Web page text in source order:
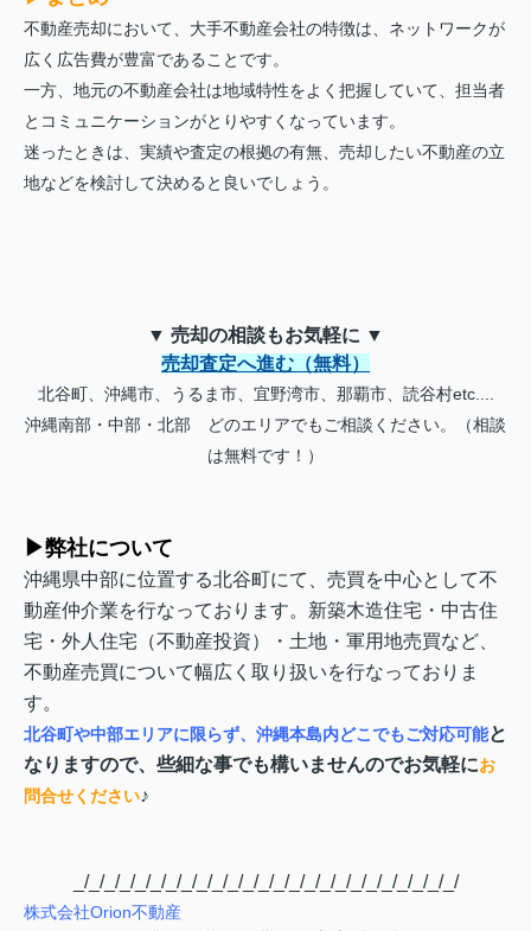
不動産売却において、大手不動産会社の特徴は、ネットワークが
広く広告費が豊富であることです。
一方、地元の不動産会社は地域特性をよく把握していて、担当者
とコミュニケーションがとりやすくなっています。
迷ったときは、実績や査定の根拠の有無、売却したい不動産の立
地などを検討して決めると良いでしょう。
▼ 売却の相談もお気軽に ▼
売却査定へ進む（無料）
北谷町、沖縄市、うるま市、宜野湾市、那覇市、読谷村etc....
沖縄南部・中部・北部 どのエリアでもご相談ください。（相談
は無料です！）
▶弊社について
沖縄県中部に位置する北谷町にて、売買を中心として不
動産仲介業を行なっております。新築木造住宅・中古住
宅・外人住宅（不動産投資）・土地・軍用地売買など、
不動産売買について幅広く取り扱いを行なっておりま
す。
北谷町や中部エリアに限らず、沖縄本島内どこでもご対応可能と
なりますので、些細な事でも構いませんのでお気軽にお
問合せください♪
_/_/_/_/_/_/_/_/_/_/_/_/_/_/_/_/_/_/_/_/_/_/_/_/_/
株式会社Orion不動産